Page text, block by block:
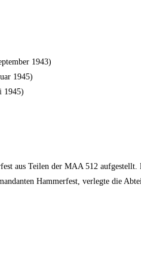
1943)
1945)
Teilen der MAA 512 aufgestellt.
Hammerfest, verlegte die